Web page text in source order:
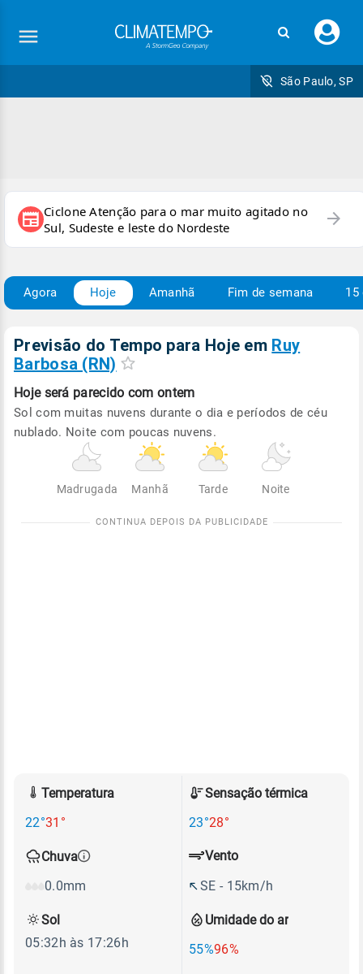
seu
São Paulo, SP
newspaper Ciclone Atenção para o mar muito agitado no
Sul, Sudeste e leste do Nordeste
arrow_forward
Agora Hoje Amanhã Fim de semana 15
Previsão do Tempo para Hoje em Ruy
Barbosa (RN)
Hoje será parecido com ontem
Sol com muitas nuvens durante o dia e períodos de céu
nublado. Noite com poucas nuvens.
Madrugada Manhã Tarde Noite
Temperatura
22°31°
Sensação térmica
23°28°
Chuva
0.0mm
Umidade do ar
55%96%
Vento
SE - 15km/h
Sol
05:32h às 17:26h